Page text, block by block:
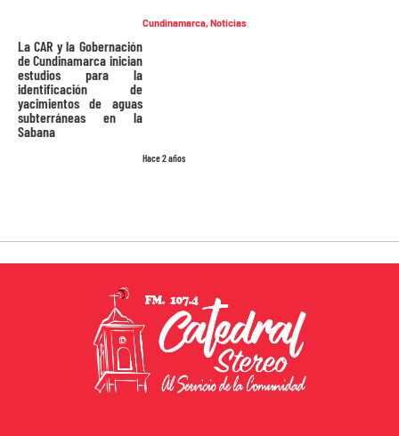
Cundinamarca,Noticias
Hace 2 años
La CAR y la Gobernación
de Cundinamarca inician
estudios para la
identificación de
yacimientos de aguas
subterráneas en la
Sabana